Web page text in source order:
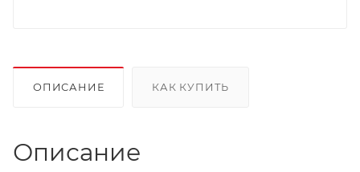
ОПИСАНИЕ КАК КУПИТЬ
Описание